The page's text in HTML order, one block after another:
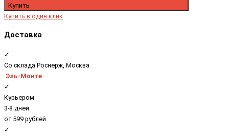
Купить
Купить в один клик
Доставка
✓
Со склада Роснерж, Москва
Эль-Монте
✓
Курьером
3-8 дней
от 599 рублей
✓